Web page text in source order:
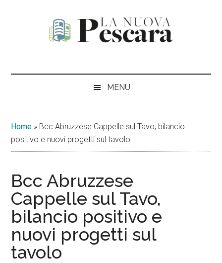
Nuova
MENU
Home » Bcc Abruzzese Cappelle sul Tavo, bilancio
positivo e nuovi progetti sul tavolo
Bcc Abruzzese
Cappelle sul Tavo,
bilancio positivo e
nuovi progetti sul
tavolo